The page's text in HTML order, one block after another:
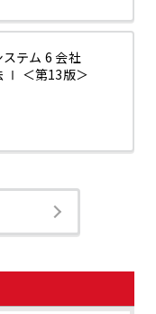
テム 6 会社
Ⅰ ＜第13版＞